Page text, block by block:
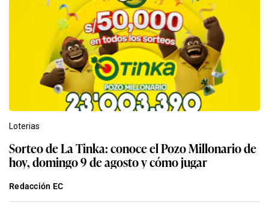
Loterias
Sorteo de La Tinka: conoce el Pozo Millonario de
hoy, domingo 9 de agosto y cómo jugar
Redacción EC